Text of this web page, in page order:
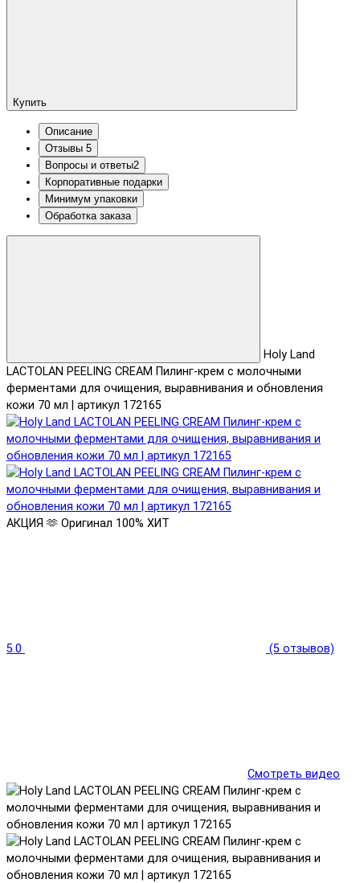
Купить
Описание
Отзывы 5
Вопросы и ответы2
Корпоративные подарки
Минимум упаковки
Обработка заказа
Holy Land
LACTOLAN PEELING CREAM Пилинг-крем с молочными
ферментами для очищения, выравнивания и обновления
кожи 70 мл | артикул 172165
АКЦИЯ 🫶 Оригинал 100% ХИТ
5.0 (5 отзывов)
Смотреть видео